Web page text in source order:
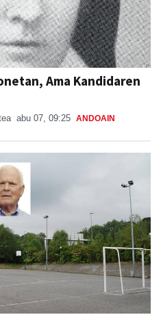
Ama Kandidaren
abu 07, 09:25 ANDOAIN